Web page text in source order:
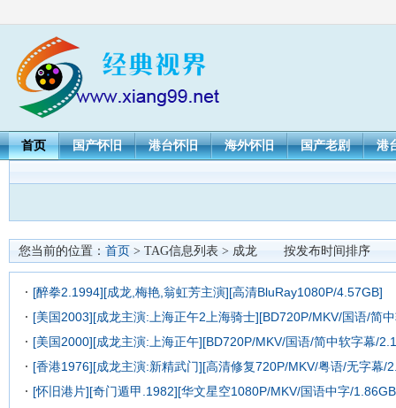
首页 国产怀旧 港台怀旧 海外怀旧 国产老剧 港
您当前的位置： 首页 > TAG信息列表 > 成龙 按发布时间排序
[醉拳2.1994][成龙,梅艳,翁虹芳主演][高清BluRay1080P/4.57GB]
[美国2003][成龙主演:上海正午2上海骑士][BD720P/MKV/国语/简
[美国2000][成龙主演:上海正午][BD720P/MKV/国语/简中软字幕/
[香港1976][成龙主演:新精武门][高清修复720P/MKV/粤语/无字幕/
[怀旧港片][奇门遁甲.1982][华文星空1080P/MKV/国语中字/